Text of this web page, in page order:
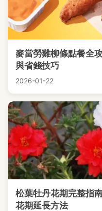
麥當勞雞柳條點餐全
與省錢技巧
2026-01-22
松葉牡丹花期完整指
花期延長方法